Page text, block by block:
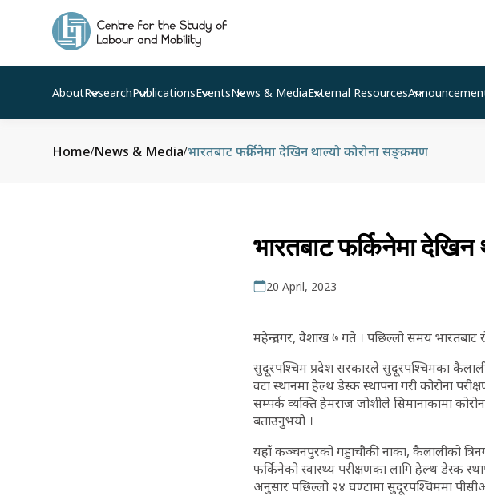
AboutResearchPublicationsEventsNews & MediaExternal Resources
Home/News & Media/भारतबाट फर्किनेमा देखिन थाल्यो कोरोना सङ्क्रमण
भारतबाट फर्किनेमा
20 April, 2023
महेन्द्रनगर, वैशाख ७ गते । पछिल्लो समय
सुदूरपश्चिम प्रदेश सरकारले सुदूरपश्चिमका
वटा स्थानमा हेल्थ डेस्क स्थापना गरी कोरोना
सम्पर्क व्यक्ति हेमराज जोशीले सिमानाकामा
बताउनुभयो ।
यहाँ कञ्चनपुरको गड्डाचौकी नाका, कैलालीको
फर्किनेको स्वास्थ्य परीक्षणका लागि हेल्थ डेस्क
अनुसार पछिल्लो २४ घण्टामा सुदूरपश्चिममा